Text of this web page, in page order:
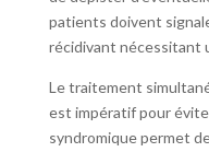
patients doivent
récidivant nécessitant
Le traitement
est impératif pour
syndromique permet